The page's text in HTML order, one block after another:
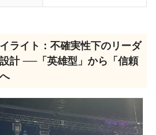
ライト：不確実性下のリーダ
計 ──「英雄型」から「信頼